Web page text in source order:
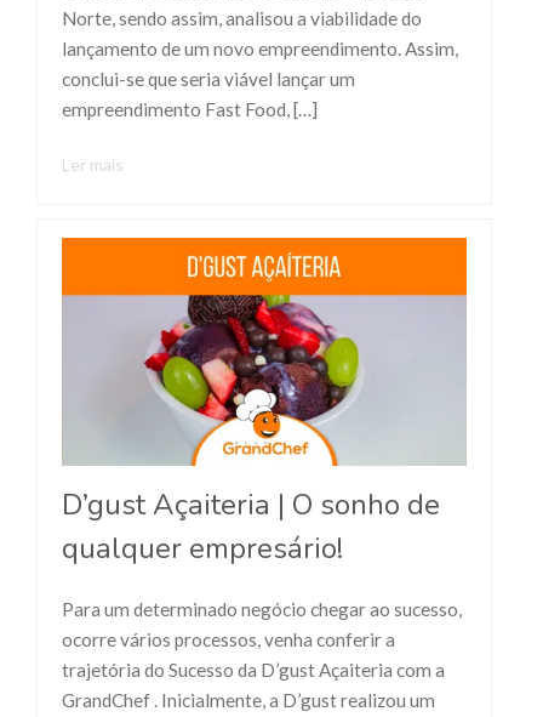
Norte, sendo assim, analisou a viabilidade do
lançamento de um novo empreendimento. Assim,
conclui-se que seria viável lançar um
empreendimento Fast Food, […]
Ler mais
D’gust Açaiteria | O sonho de
qualquer empresário!
Para um determinado negócio chegar ao sucesso,
ocorre vários processos, venha conferir a
trajetória do Sucesso da D’gust Açaiteria com a
GrandChef . Inicialmente, a D’gust realizou um